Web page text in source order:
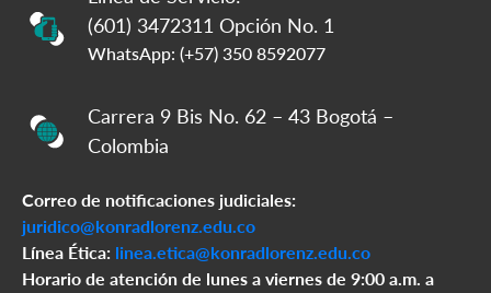
(601) 3472311 Opción No. 1
WhatsApp: (+57) 350 8592077
Carrera 9 Bis No. 62 – 43 Bogotá –
Colombia
Correo de notificaciones judiciales:
juridico@konradlorenz.edu.co
Línea Ética: linea.etica@konradlorenz.edu.co
Horario de atención de lunes a viernes de 9:00 a.m. a